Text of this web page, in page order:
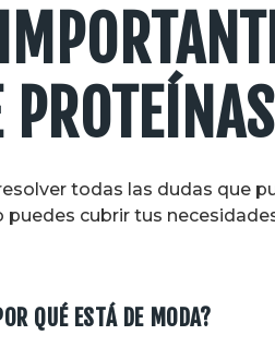
todas las dudas que
cubrir tus
QUÉ ESTÁ DE MODA?